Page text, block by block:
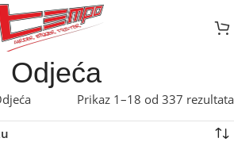
Odjeća
Prikaz 1–18 od 337 rezultata